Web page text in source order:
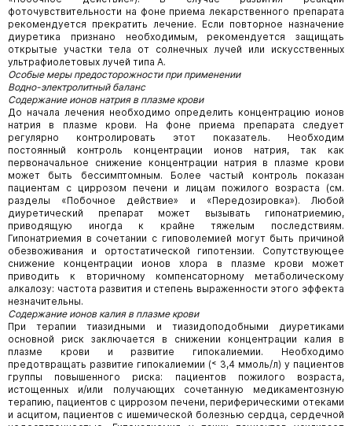
фоточувствительности на фоне приема лекарственного препарата
рекомендуется прекратить лечение. Если повторное назначение
диуретика признано необходимым, рекомендуется защищать
открытые участки тела от солнечных лучей или искусственных
ультрафиолетовых лучей типа А.
Особые меры предосторожности при применении
Водно-электролитный баланс
Содержание ионов натрия в плазме крови
До начала лечения необходимо определить концентрацию ионов
натрия в плазме крови. На фоне приема препарата следует
регулярно контролировать этот показатель. Необходим
постоянный контроль концентрации ионов натрия, так как
первоначальное снижение концентрации натрия в плазме крови
может быть бессимптомным. Более частый контроль показан
пациентам с циррозом печени и лицам пожилого возраста (см.
разделы «Побочное действие» и «Передозировка»). Любой
диуретический препарат может вызывать гипонатриемию,
приводящую иногда к крайне тяжелым последствиям.
Гипонатриемия в сочетании с гиповолемией могут быть причиной
обезвоживания и ортостатической гипотензии. Сопутствующее
снижение концентрации ионов хлора в плазме крови может
приводить к вторичному компенсаторному метаболическому
алкалозу: частота развития и степень выраженности этого эффекта
незначительны.
Содержание ионов калия в плазме крови
При терапии тиазидными и тиазидоподобными диуретиками
основной риск заключается в снижении концентрации калия в
плазме крови и развитие гипокалиемии. Необходимо
предотвращать развитие гипокалиемии (˂ 3,4 ммоль/л) у пациентов
группы повышенного риска: пациентов пожилого возраста,
истощенных и/или получающих сочетанную медикаментозную
терапию, пациентов с циррозом печени, периферическими отеками
и асцитом, пациентов с ишемической болезнью сердца, сердечной